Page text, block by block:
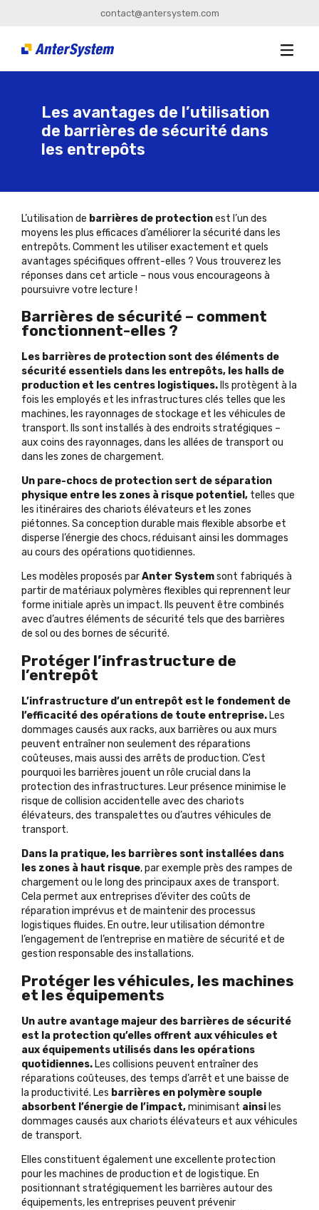
contact@antersystem.com
Les avantages de l’utilisation
de barrières de sécurité dans
les entrepôts
L’utilisation de barrières de protectionest l’un des
moyens les plus efficaces d’améliorer la sécurité dans les
entrepôts. Comment les utiliser exactement et quels
avantages spécifiques offrent-elles ? Vous trouverez les
réponses dans cet article – nous vous encourageons à
poursuivre votre lecture !
Barrières de sécurité – comment
fonctionnent-elles ?
Les barrières de protection sont des éléments de
sécurité essentiels dans les entrepôts, les halls de
production et les centres logistiques.Ils protègent à la
fois les employés et les infrastructures clés telles que les
machines, les rayonnages de stockage et les véhicules de
transport. Ils sont installés à des endroits stratégiques –
aux coins des rayonnages, dans les allées de transport ou
dans les zones de chargement.
Un pare-chocs de protection sert de séparation
physique entre les zones à risque potentiel, telles que
les itinéraires des chariots élévateurs et les zones
piétonnes. Sa conception durable mais flexible absorbe et
disperse l’énergie des chocs, réduisant ainsi les dommages
au cours des opérations quotidiennes.
Les modèles proposés parAnter Systemsont fabriqués à
partir de matériaux polymères flexibles qui reprennent leur
forme initiale après un impact. Ils peuvent être combinés
avec d’autres éléments de sécurité tels que des barrières
de sol ou des bornes de sécurité.
Protéger l’infrastructure de
l’entrepôt
L’infrastructure d’un entrepôt est le fondement de
l’efficacité des opérations de toute entreprise. Les
dommages causés aux racks, aux barrières ou aux murs
peuvent entraîner non seulement des réparations
coûteuses, mais aussi des arrêts de production. C’est
pourquoi les barrières jouent un rôle crucial dans la
protection des infrastructures. Leur présence minimise le
risque de collision accidentelle avec des chariots
élévateurs, des transpalettes ou d’autres véhicules de
transport.
Dans la pratique, les barrières sont installées dans
les zones à haut risque, par exemple près des rampes de
chargement ou le long des principaux axes de transport.
Cela permet aux entreprises d’éviter des coûts de
réparation imprévus et de maintenir des processus
logistiques fluides. En outre, leur utilisation démontre
l’engagement de l’entreprise en matière de sécurité et de
gestion responsable des installations.
Protéger les véhicules, les machines
et les équipements
Un autre avantage majeur des barrières de sécurité
est la protection qu’elles offrent aux véhicules et
aux équipements utilisés dans les opérations
quotidiennes. Les collisions peuvent entraîner des
réparations coûteuses, des temps d’arrêt et une baisse de
la productivité. Les barrières en polymère souple
absorbent l’énergie de l’impact,minimisant ainsi les
dommages causés aux chariots élévateurs et aux véhicules
de transport.
Elles constituent également une excellente protection
pour les machines de production et de logistique. En
positionnant stratégiquement les barrières autour des
équipements, les entreprises peuvent prévenir